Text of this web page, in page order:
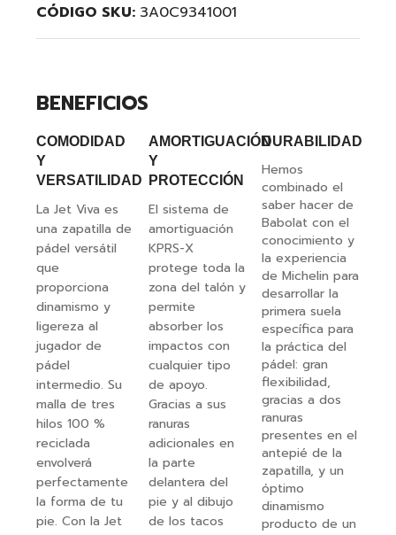
CÓDIGO SKU: 3A0C9341001
BENEFICIOS
COMODIDAD
Y
VERSATILIDAD
La Jet Viva es
una zapatilla de
pádel versátil
que
proporciona
dinamismo y
ligereza al
jugador de
pádel
intermedio. Su
malla de tres
hilos 100 %
reciclada
envolverá
perfectamente
la forma de tu
pie. Con la Jet
AMORTIGUACIÓN
Y
PROTECCIÓN
El sistema de
amortiguación
KPRS-X
protege toda la
zona del talón y
permite
absorber los
impactos con
cualquier tipo
de apoyo.
Gracias a sus
ranuras
adicionales en
la parte
delantera del
pie y al dibujo
de los tacos
DURABILIDAD
Hemos
combinado el
saber hacer de
Babolat con el
conocimiento y
la experiencia
de Michelin para
desarrollar la
primera suela
específica para
la práctica del
pádel: gran
flexibilidad,
gracias a dos
ranuras
presentes en el
antepié de la
zapatilla, y un
óptimo
dinamismo
producto de un